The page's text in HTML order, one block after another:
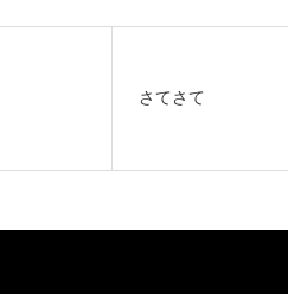
さてさて